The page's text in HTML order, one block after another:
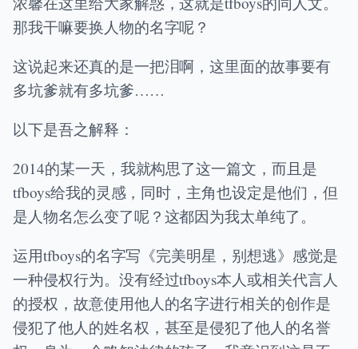
那我干嘛要换人物的名字呢？
这说起来还真的是一把泪啊，这里面的故事要有
多坑爹就有多坑爹……
以下是吾之解释：
2014的某一天，我就构思了这一篇文，而且是
tfboys给我的灵感，同时，主角也设定是他们，但
是人物名怎么变了呢？这都因为我太单纯了。
运用tfboys的名字写《完美明星，别想逃》感觉是
一种侵权行为。没有经过tfboys本人或相关代言人
的授权，故意使用他人的名字进行相关的创作是
侵犯了他人的姓名权，甚至是侵犯了他人的名誉